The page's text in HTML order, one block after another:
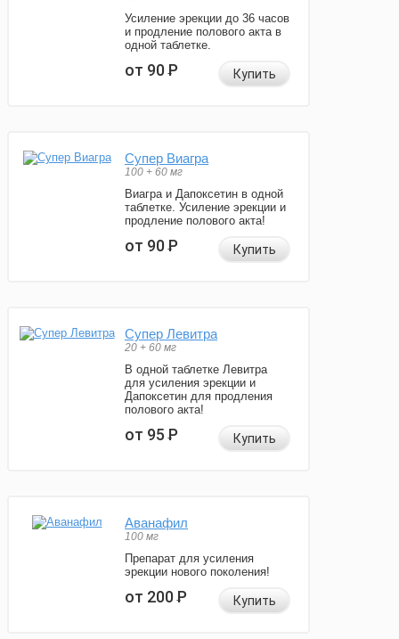
Усиление эрекции до 36 часов
и продление полового акта в
одной таблетке.
от 90Р Купить
Супер Виагра
100 + 60 мг
Виагра и Дапоксетин в одной
таблетке. Усиление эрекции и
продление полового акта!
от 90Р Купить
Супер Левитра
20 + 60 мг
В одной таблетке Левитра
для усиления эрекции и
Дапоксетин для продления
полового акта!
от 95Р Купить
Аванафил
100 мг
Препарат для усиления
эрекции нового поколения!
от 200Р Купить